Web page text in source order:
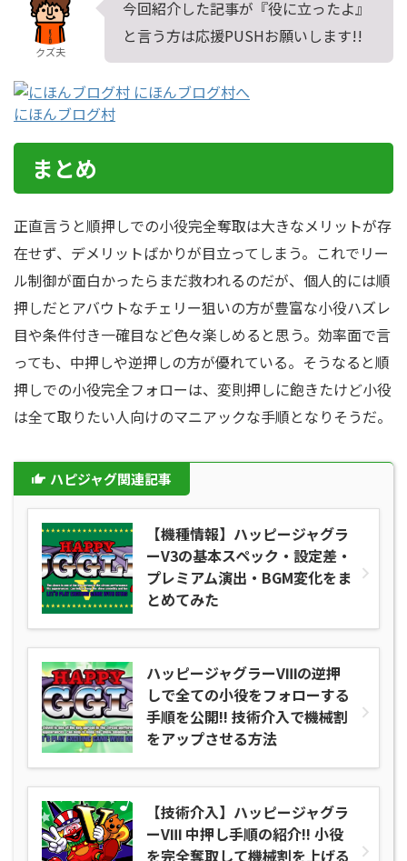
クズ夫
今回紹介した記事が『役に立ったよ』
と言う方は応援PUSHお願いします!!
にほんブログ村
まとめ
正直言うと順押しでの小役完全奪取は大きなメリットが存
在せず、デメリットばかりが目立ってしまう。これでリー
ル制御が面白かったらまだ救われるのだが、個人的には順
押しだとアバウトなチェリー狙いの方が豊富な小役ハズレ
目や条件付き一確目など色々楽しめると思う。効率面で言
っても、中押しや逆押しの方が優れている。そうなると順
押しでの小役完全フォローは、変則押しに飽きたけど小役
は全て取りたい人向けのマニアックな手順となりそうだ。
ハピジャグ関連記事
【機種情報】ハッピージャグラ
ーV3の基本スペック・設定差・
プレミアム演出・BGM変化をま
とめてみた
ハッピージャグラーVⅢの逆押
しで全ての小役をフォローする
手順を公開!! 技術介入で機械割
をアップさせる方法
【技術介入】ハッピージャグラ
ーVⅢ 中押し手順の紹介!! 小役
を完全奪取して機械割を上げる